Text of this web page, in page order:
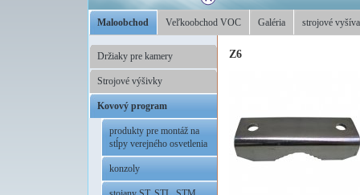
Maloobchod Veľkoobchod VOC Galéria strojové
Držiaky pre kamery
Strojové výšivky
Kovový program
produkty pre montáž na
stĺpy verejného osvetlenia
konzoly
Z6